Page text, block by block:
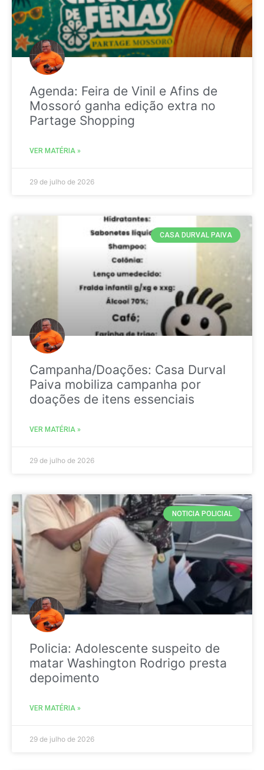
Agenda: Feira de Vinil e Afins de
Mossoró ganha edição extra no
Partage Shopping
VER MATÉRIA »
29 de julho de 2026
CASA DURVAL PAIVA
Campanha/Doações: Casa Durval
Paiva mobiliza campanha por
doações de itens essenciais
VER MATÉRIA »
29 de julho de 2026
NOTICIA POLICIAL
Policia: Adolescente suspeito de
matar Washington Rodrigo presta
depoimento
VER MATÉRIA »
29 de julho de 2026